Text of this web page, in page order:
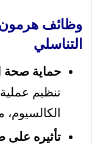
وظائف هرمون
التناسلي
حماية صحة
تنظيم
تأثيره على